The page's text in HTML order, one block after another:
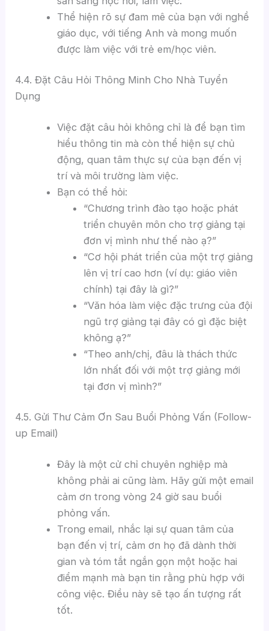
Thể hiện rõ sự đam mê của bạn với nghề
giáo dục, với tiếng Anh và mong muốn
được làm việc với trẻ em/học viên.
4.4. Đặt Câu Hỏi Thông Minh Cho Nhà Tuyển
Dụng
Việc đặt câu hỏi không chỉ là để bạn tìm
hiểu thông tin mà còn thể hiện sự chủ
động, quan tâm thực sự của bạn đến vị
trí và môi trường làm việc.
Bạn có thể hỏi:
“Chương trình đào tạo hoặc phát
triển chuyên môn cho trợ giảng tại
đơn vị mình như thế nào ạ?”
“Cơ hội phát triển của một trợ giảng
lên vị trí cao hơn (ví dụ: giáo viên
chính) tại đây là gì?”
“Văn hóa làm việc đặc trưng của đội
ngũ trợ giảng tại đây có gì đặc biệt
không ạ?”
“Theo anh/chị, đâu là thách thức
lớn nhất đối với một trợ giảng mới
tại đơn vị mình?”
4.5. Gửi Thư Cảm Ơn Sau Buổi Phỏng Vấn (Follow-
up Email)
Đây là một cử chỉ chuyên nghiệp mà
không phải ai cũng làm. Hãy gửi một email
cảm ơn trong vòng 24 giờ sau buổi
phỏng vấn.
Trong email, nhắc lại sự quan tâm của
bạn đến vị trí, cảm ơn họ đã dành thời
gian và tóm tắt ngắn gọn một hoặc hai
điểm mạnh mà bạn tin rằng phù hợp với
công việc. Điều này sẽ tạo ấn tượng rất
tốt.